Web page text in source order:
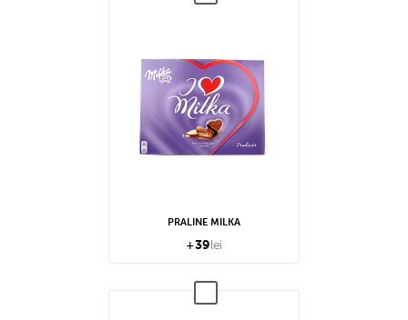
PRALINE MILKA
+39lei